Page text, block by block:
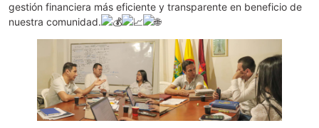
gestión financiera más eficiente y transparente en beneficio de
nuestra comunidad.